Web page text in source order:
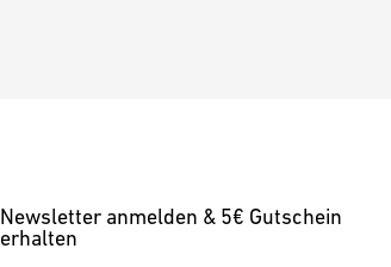
Newsletter anmelden & 5€ Gutschein
erhalten